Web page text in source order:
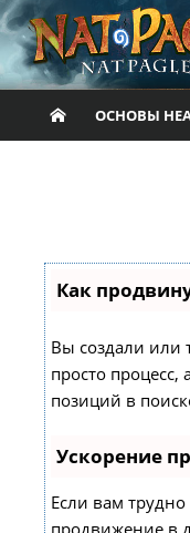
ОСНОВЫ
Как
Вы создали или
просто
позиций в
Ускорение
Если вам
продвижение в